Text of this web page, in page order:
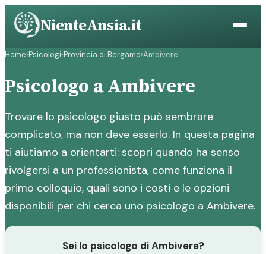
Vai
contenuto
NienteAnsia.it
Home›Psicologi›Provincia di Bergamo›Ambivere
Psicologo a Ambivere
Trovare lo psicologo giusto può sembrare
complicato, ma non deve esserlo. In questa pagina
ti aiutiamo a orientarti: scopri quando ha senso
rivolgersi a un professionista, come funziona il
primo colloquio, quali sono i costi e le opzioni
disponibili per chi cerca uno psicologo a Ambivere.
Sei lo psicologo di Ambivere?